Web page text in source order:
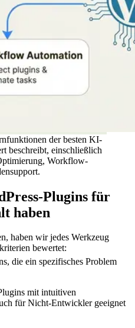
der besten KI-
beschreibt, einschließlich
Workflow-
Plugins für
haben
haben wir jedes Werkzeug
bewertet:
die ein spezifisches Problem
mit intuitiven
für Nicht-Entwickler geeignet